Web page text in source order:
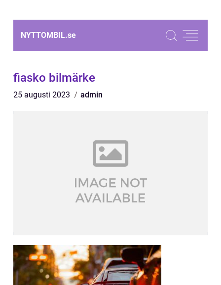
NYTTOMBIL.se
fiasko bilmärke
25 augusti 2023 admin